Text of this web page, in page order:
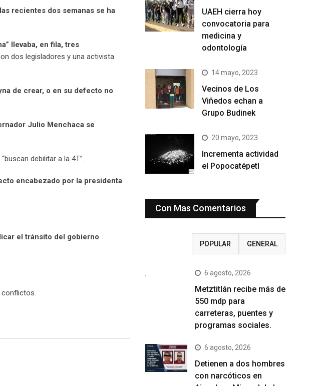
recientes dos semanas se ha
llevaba, en fila, tres
dos legisladores y una activista
de crear, o en su defecto no
Julio Menchaca se
debilitar a la 4T”.
encabezado por la presidenta
el tránsito del gobierno
conflictos.
UAEH cierra hoy
convocatoria para
medicina y
odontología
14 mayo, 2023
Vecinos de Los
Viñedos echan a
Grupo Budinek
20 mayo, 2023
Incrementa actividad
el Popocatépetl
Con Mas Comentarios
POPULAR GENERAL
6 agosto, 2026
Metztitlán recibe más de
550 mdp para
carreteras, puentes y
programas sociales.
6 agosto, 2026
Detienen a dos hombres
con narcóticos en